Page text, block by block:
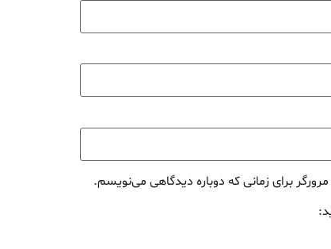
برای زمانی که دوباره دیدگاهی می‌نویسم.